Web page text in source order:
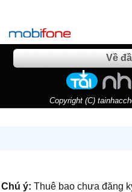
Về
Copyright (C)
Chú ý: Thuê bao chưa đăng